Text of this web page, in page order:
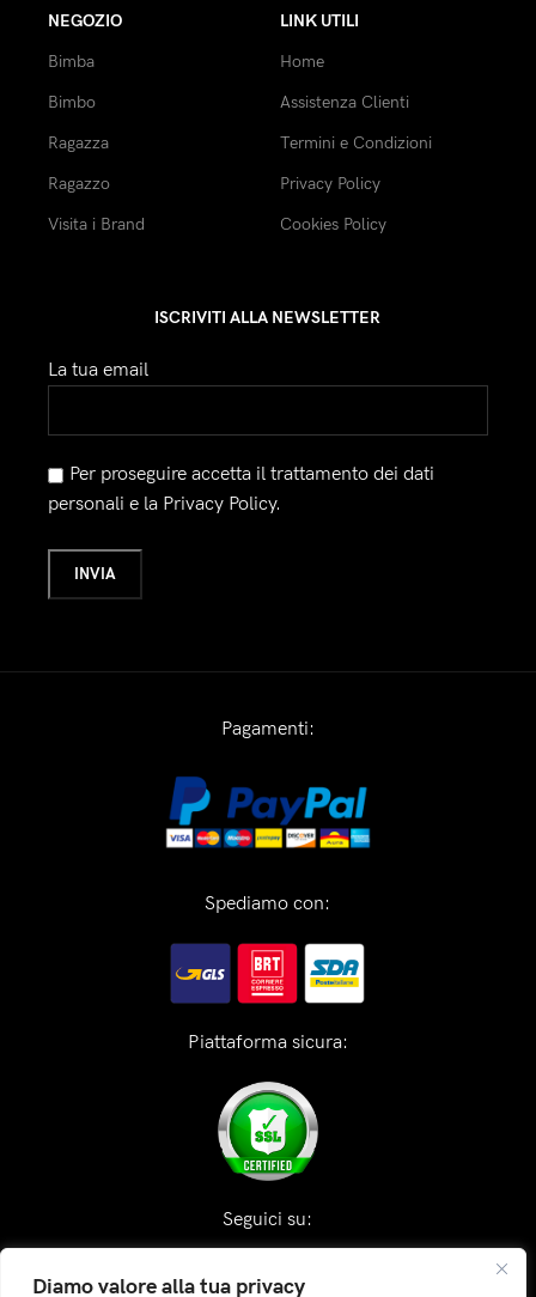
Diamo valore alla tua privacy
NEGOZIO
Bimba
Bimbo
Ragazza
Ragazzo
Visita i Brand
LINK UTILI
Home
Assistenza Clienti
Termini e Condizioni
Privacy Policy
Cookies Policy
ISCRIVITI ALLA NEWSLETTER
La tua email
Per proseguire accetta il trattamento dei dati
personali e la Privacy Policy.
Pagamenti:
Spediamo con:
Piattaforma sicura:
Seguici su: